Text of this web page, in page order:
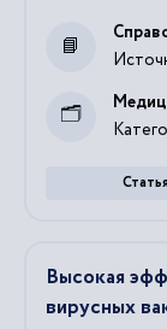
Высокая
вирусных